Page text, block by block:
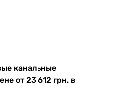
канальные
от 23 612 грн. в